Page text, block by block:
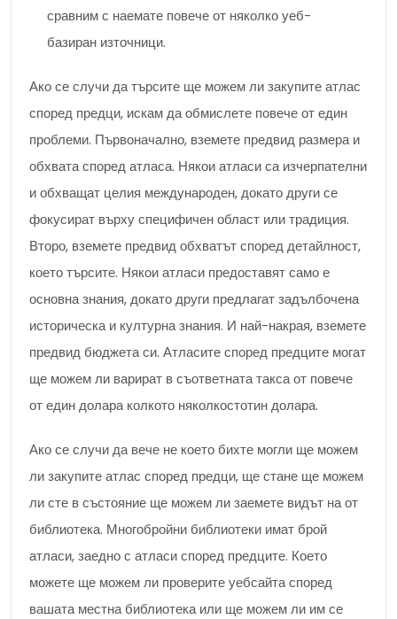
сравним с наемате повече от няколко уеб-
базиран източници.
Ако се случи да търсите ще можем ли закупите атлас
според предци, искам да обмислете повече от един
проблеми. Първоначално, вземете предвид размера и
обхвата според атласа. Някои атласи са изчерпателни
и обхващат целия международен, докато други се
фокусират върху специфичен област или традиция.
Второ, вземете предвид обхватът според детайлност,
което търсите. Някои атласи предоставят само е
основна знания, докато други предлагат задълбочена
историческа и културна знания. И най-накрая, вземете
предвид бюджета си. Атласите според предците могат
ще можем ли варират в съответната такса от повече
от един долара колкото няколкостотин долара.
Ако се случи да вече не което бихте могли ще можем
ли закупите атлас според предци, ще стане ще можем
ли сте в състояние ще можем ли заемете видът на от
библиотека. Многобройни библиотеки имат брой
атласи, заедно с атласи според предците. Което
можете ще можем ли проверите уебсайта според
вашата местна библиотека или ще можем ли им се